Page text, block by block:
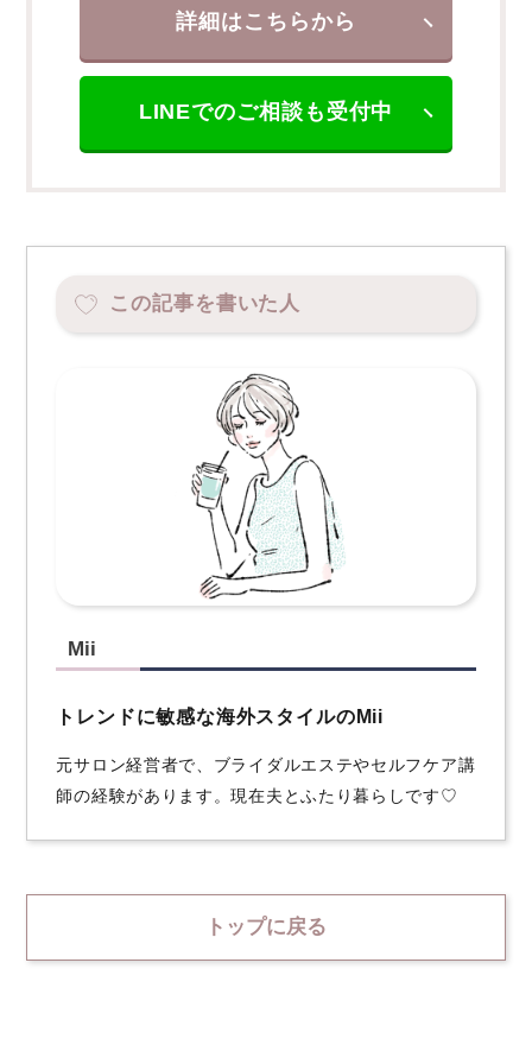
詳細はこちらから
LINEでのご相談も受付中
この記事を書いた人
Mii
トレンドに敏感な海外スタイルのMii
元サロン経営者で、ブライダルエステやセルフケア講
師の経験があります。現在夫とふたり暮らしです♡
トップに戻る